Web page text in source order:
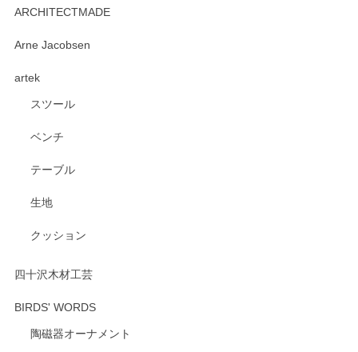
ARCHITECTMADE
Arne Jacobsen
artek
スツール
ベンチ
テーブル
生地
クッション
四十沢木材工芸
BIRDS' WORDS
陶磁器オーナメント